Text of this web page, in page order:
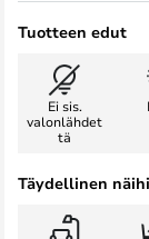
Tuotteen edut
Ei sis.
valonlähdet
tä
Täydellinen